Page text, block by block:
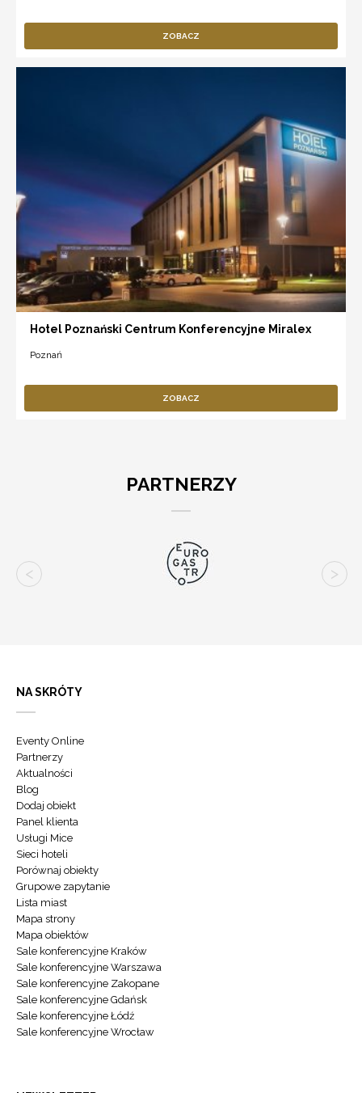
ZOBACZ
Hotel Poznański Centrum Konferencyjne Miralex
Poznań
ZOBACZ
PARTNERZY
NA SKRÓTY
Eventy Online
Partnerzy
Aktualności
Blog
Dodaj obiekt
Panel klienta
Usługi Mice
Sieci hoteli
Porównaj obiekty
Grupowe zapytanie
Lista miast
Mapa strony
Mapa obiektów
Sale konferencyjne Kraków
Sale konferencyjne Warszawa
Sale konferencyjne Zakopane
Sale konferencyjne Gdańsk
Sale konferencyjne Łódź
Sale konferencyjne Wrocław